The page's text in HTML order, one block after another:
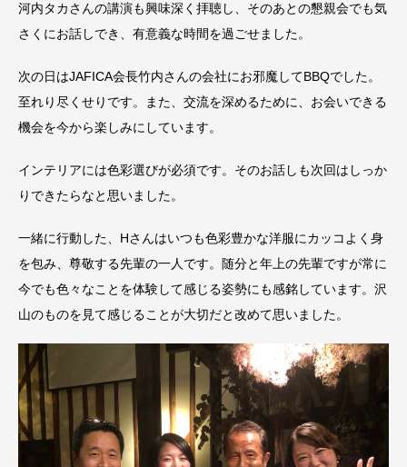
河内タカさんの講演も興味深く拝聴し、そのあとの懇親会でも気
さくにお話しでき、有意義な時間を過ごせました。
次の日はJAFICA会長竹内さんの会社にお邪魔してBBQでした。
至れり尽くせりです。また、交流を深めるために、お会いできる
機会を今から楽しみにしています。
インテリアには色彩選びが必須です。そのお話しも次回はしっか
りできたらなと思いました。
一緒に行動した、Hさんはいつも色彩豊かな洋服にカッコよく身
を包み、尊敬する先輩の一人です。随分と年上の先輩ですが常に
今でも色々なことを体験して感じる姿勢にも感銘しています。沢
山のものを見て感じることが大切だと改めて思いました。